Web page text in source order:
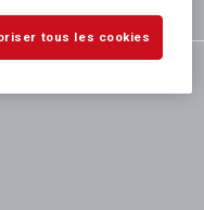
tous les cookies